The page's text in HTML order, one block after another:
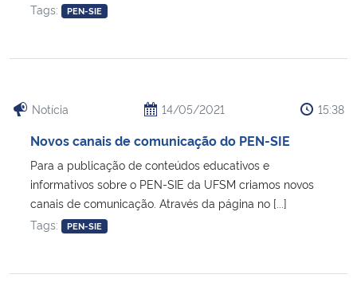
Tags:
PEN-SIE
Notícia 14/05/2021 15:38
Novos canais de comunicação do PEN-SIE
Para a publicação de conteúdos educativos e
informativos sobre o PEN-SIE da UFSM criamos novos
canais de comunicação. Através da página no [...]
Tags:
PEN-SIE